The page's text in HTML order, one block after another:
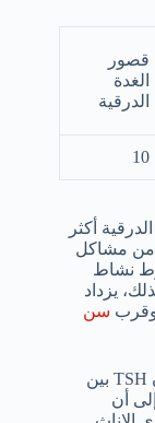
قصور
الغدة
الدرقية
10
أكثر
كل 8 إناث تعاني من مشاكل
نشاط
يزداد
وقرب سن
لا تظهر الأبحاث اختلافاً ثابتاً في مستويات هرمون TSH بين
أن